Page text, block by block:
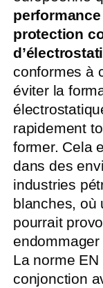
protection
conformes à
éviter la
rapidement
former. Cela
dans des
industries
blanches, où
pourrait
La norme
conjonction